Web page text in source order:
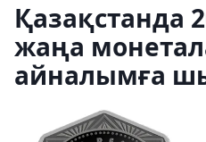
Қазақстанда
жаңа
айналымға